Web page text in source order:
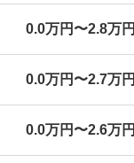
0.0万円〜2.8万円
0.0万円〜2.7万円
0.0万円〜2.6万円